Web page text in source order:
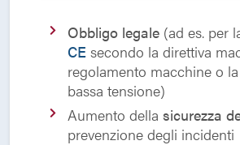
Obbligo legale (ad es. per
CE secondo la direttiva
regolamento macchine o
bassa tensione)
Aumento della sicurezza
prevenzione degli incidenti